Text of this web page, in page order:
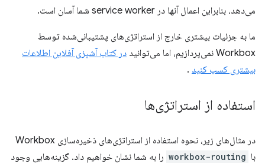
می‌دهد، بنابراین اعمال آنها در service worker شما آسان است.
ما به جزئیات بیشتری خارج از استراتژی‌های پشتیبانی‌شده توسط
Workbox نمی‌پردازیم، اما می‌توانید
در کتاب آشپزی آفلاین اطلاعات
بیشتری کسب کنید .
استفاده از استراتژی‌ها
در مثال‌های زیر، نحوه استفاده از استراتژی‌های ذخیره‌سازی Workbox
با workbox-routing را به شما نشان خواهیم داد. گزینه‌هایی وجود